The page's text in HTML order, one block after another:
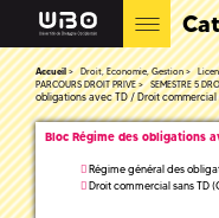
Accueil Droit, Economie, Gestion
PARCOURS DROIT PRIVE
SEMESTRE 5
obligations avec TD / Droit commercial
Bloc Régime des obligations
Régime général des
Droit commercial sans TD